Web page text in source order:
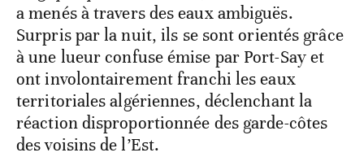
a menés à travers des eaux ambiguës.
Surpris par la nuit, ils se sont orientés grâce
à une lueur confuse émise par Port-Say et
ont involontairement franchi les eaux
territoriales algériennes, déclenchant la
réaction disproportionnée des garde-côtes
des voisins de l’Est.